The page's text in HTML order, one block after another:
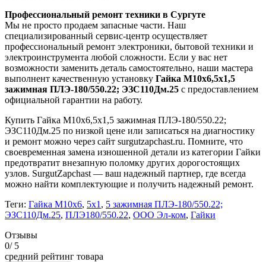
Профессиональный ремонт техники в Сургуте
Мы не просто продаем запасные части. Наш
специализированный сервис-центр осуществляет
профессиональный ремонт электроники, бытовой техники и
электроинструмента любой сложности. Если у вас нет
возможности заменить деталь самостоятельно, наши мастера
выполнент качественную установку Гайка М10х6,5х1,5
зажимная ПЛЭ-180/550.22; ЭЗС110Дм.25 с предоставлением
официальной гарантии на работу.
Купить Гайка М10х6,5х1,5 зажимная ПЛЭ-180/550.22;
ЭЗС110Дм.25 по низкой цене или записаться на диагностику
и ремонт можно через сайт surgutzapchast.ru. Помните, что
своевременная замена изношенной детали из категории Гайки
предотвратит внезапную поломку других дорогостоящих
узлов. SurgutZapchast — ваш надежный партнер, где всегда
можно найти комплектующие и получить надежный ремонт.
Теги: Гайка М10х6, 5х1 , 5 зажимная ПЛЭ-180/550.22;
ЭЗС110Дм.25, ПЛЭ180/550.22, ООО Эл-ком, Гайки
Отзывы
0/ 5
средний рейтинг товара